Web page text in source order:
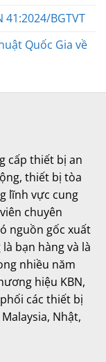
BGTVT
Quốc Gia về
cấp thiết bị an
thiết bị tòa
lĩnh vực cung
chuyên
nguồn gốc xuất
bạn hàng và là
nhiều năm
hiệu KBN,
các thiết bị
Nhật,